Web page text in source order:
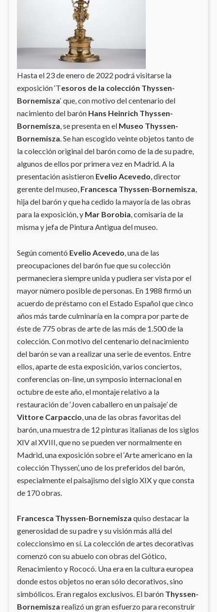
Hasta el 23 de enero de 2022 podrá visitarse la
exposición ‘Tesoros de la colección Thyssen-
Bornemisza‘ que, con motivo del centenario del
nacimiento del barónHans Heinrich Thyssen-
Bornemisza, se presenta en el Museo Thyssen-
Bornemisza. Se han escogido veinte objetos tanto de
la colección original del barón como de la de su padre,
algunos de ellos por primera vez en Madrid. A la
presentación asistieron Evelio Acevedo, director
gerente del museo, Francesca Thyssen-Bornemisza,
hija del barón y que ha cedido la mayoría de las obras
para la exposición, y Mar Borobia, comisaria de la
misma y jefa de Pintura Antigua del museo.
Según comentó Evelio Acevedo , una de las
preocupaciones del barón fue que su colección
permaneciera siempre unida y pudiera ser vista por el
mayor número posible de personas. En 1988 firmó un
acuerdo de préstamo con el Estado Español que cinco
años más tarde culminaría en la compra por parte de
éste de 775 obras de arte de las más de 1.500 de la
colección. Con motivo del centenario del nacimiento
del barón se van a realizar una serie de eventos. Entre
ellos, aparte de esta exposición, varios conciertos,
conferencias on-line, un symposio internacional en
octubre de este año, el montaje relativo a la
restauración de ‘Joven caballero en un paisaje’ de
Vittore Carpaccio , una de las obras favoritas del
barón, una muestra de 12 pinturas italianas de los siglos
XIV al XVIII, que no se pueden ver normalmente en
Madrid, una exposición sobre el ‘Arte americano en la
colección Thyssen’, uno de los preferidos del barón,
especialmente el paisajismo del siglo XIX y que consta
de 170 obras.
Francesca Thyssen-Bornemisza quiso destacar la
generosidad de su padre y su visión más allá del
coleccionsimo en sí. La colección de artes decorativas
comenzó con su abuelo con obras del Gótico,
Renacimiento y Rococó. Una era en la cultura europea
donde estos objetos no eran sólo decorativos, sino
simbólicos. Eran regalos exclusivos. El barónThyssen-
Bornemisza realizó un gran esfuerzo para reconstruir